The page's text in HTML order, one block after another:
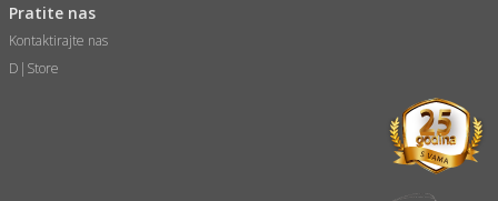
Pratite nas
Kontaktirajte nas
D|Store